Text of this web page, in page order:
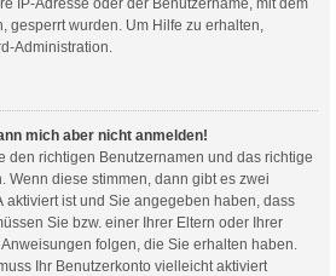
IP-Adresse oder der Benutzername, mit dem
gesperrt wurden. Um Hilfe zu erhalten,
Administration.
mich aber nicht anmelden!
den richtigen Benutzernamen und das richtige
Wenn diese stimmen, dann gibt es zwei
aktiviert ist und Sie angegeben haben, dass
Sie bzw. einer Ihrer Eltern oder Ihrer
folgen, die Sie erhalten haben.
Ihr Benutzerkonto vielleicht aktiviert